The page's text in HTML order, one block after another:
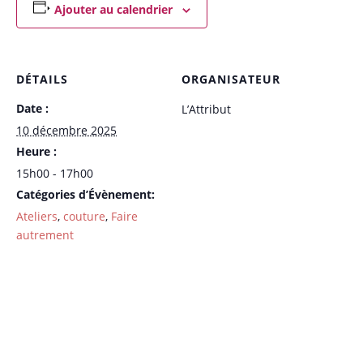
Ajouter au calendrier
DÉTAILS
Date :
10 décembre 2025
Heure :
15h00 - 17h00
Catégories d’Évènement:
Ateliers, couture, Faire
autrement
ORGANISATEUR
L’Attribut